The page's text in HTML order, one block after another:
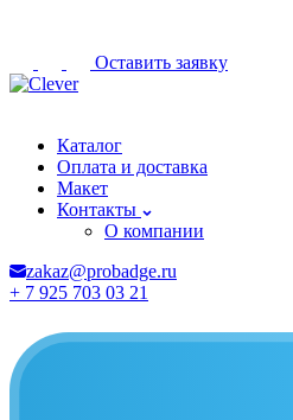
Оставить заявку
Каталог
Оплата и доставка
Макет
Контакты
О компании
zakaz@probadge.ru
+ 7 925 703 03 21